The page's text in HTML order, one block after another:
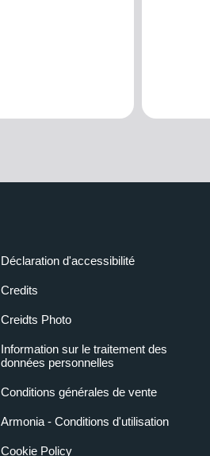
Déclaration d'accessibilité
Credits
Creidts Photo
Information sur le traitement des
données personnelles
Conditions générales de vente
Armonia - Conditions d'utilisation
Cookie Policy